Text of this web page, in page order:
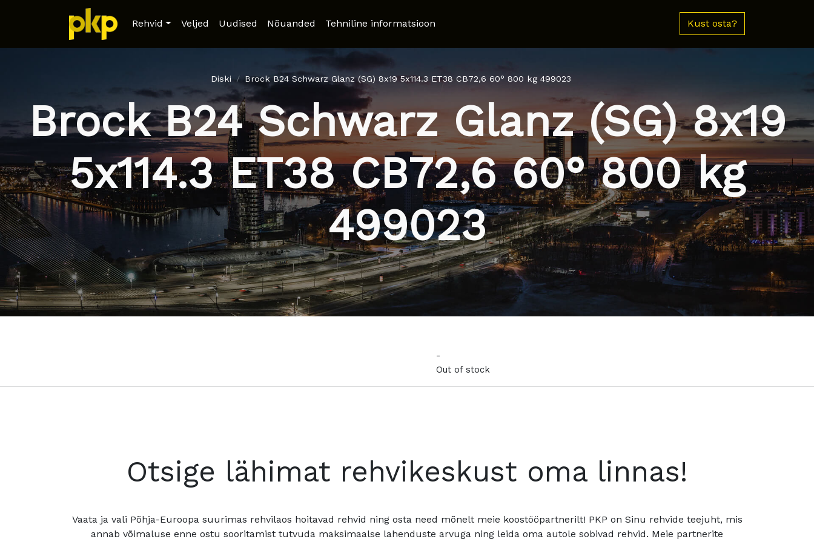
Rehvid Veljed Uudised Nõuanded Tehniline informatsioon Kust osta?
Diski Brock B24 Schwarz Glanz (SG) 8x19 5x114.3 ET38 CB72,6 60° 800 kg 499023
Brock B24 Schwarz Glanz (SG) 8x19
5x114.3 ET38 CB72,6 60° 800 kg
499023
-
Out of stock
Otsige lähimat rehvikeskust oma linnas!
Vaata ja vali Põhja-Euroopa suurimas rehvilaos hoitavad rehvid ning osta need mõnelt meie koostööpartnerilt! PKP on Sinu rehvide teejuht, mis
annab võimaluse enne ostu sooritamist tutvuda maksimaalse lahenduste arvuga ning leida oma autole sobivad rehvid. Meie partnerite